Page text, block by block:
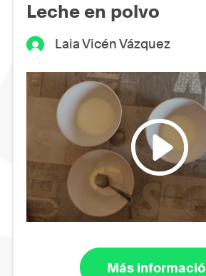
Leche en polvo
Laia Vicén Vázquez
Más